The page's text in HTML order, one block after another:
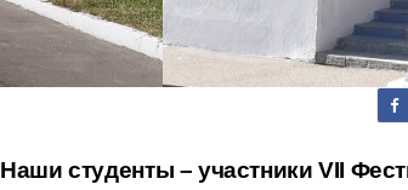
Наши студенты – участники VII